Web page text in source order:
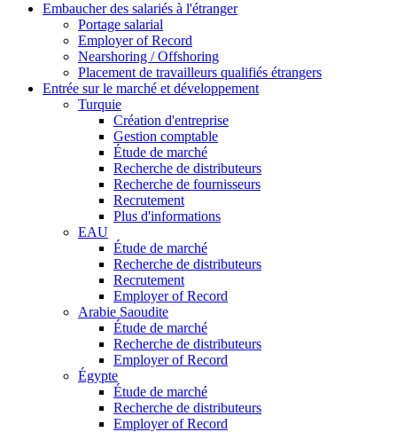
Embaucher des salariés à l'étranger
Portage salarial
Employer of Record
Nearshoring / Offshoring
Placement de travailleurs qualifiés étrangers
Entrée sur le marché et développement
Turquie
Création d'entreprise
Gestion comptable
Étude de marché
Recherche de distributeurs
Recherche de fournisseurs
Recrutement
Plus d'informations
EAU
Étude de marché
Recherche de distributeurs
Recrutement
Employer of Record
Arabie Saoudite
Étude de marché
Recherche de distributeurs
Employer of Record
Égypte
Étude de marché
Recherche de distributeurs
Employer of Record